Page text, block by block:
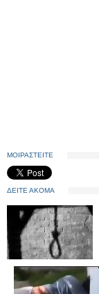
ΜΟΙΡΑΣΤΕΙΤΕ
ΔΕΙΤΕ ΑΚΟΜΑ